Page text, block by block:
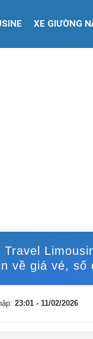
XE GIƯỜNG
Travel
về giá vé, số
23:01 - 11/02/2026